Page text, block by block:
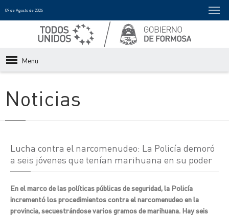
09 de Agosto de 2026
Menu
Noticias
Lucha contra el narcomenudeo: La Policía demoró
a seis jóvenes que tenían marihuana en su poder
En el marco de las políticas públicas de seguridad, la Policía
incrementó los procedimientos contra el narcomenudeo en la
provincia, secuestrándose varios gramos de marihuana. Hay seis